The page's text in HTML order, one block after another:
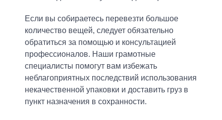
Если вы собираетесь перевезти большое
количество вещей, следует обязательно
обратиться за помощью и консультацией
профессионалов. Наши грамотные
специалисты помогут вам избежать
неблагоприятных последствий использования
некачественной упаковки и доставить груз в
пункт назначения в сохранности.